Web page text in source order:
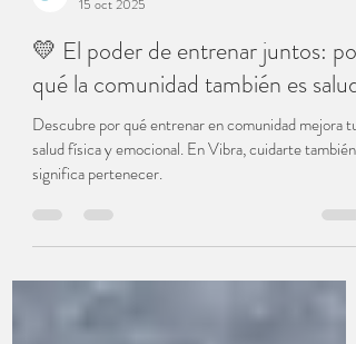
Equipo Vibra Bienestar
💛 El poder de entrenar juntos: por
qué la comunidad también es salud
salud física y emocional. En Vibra, cuidarte también
significa pertenecer.